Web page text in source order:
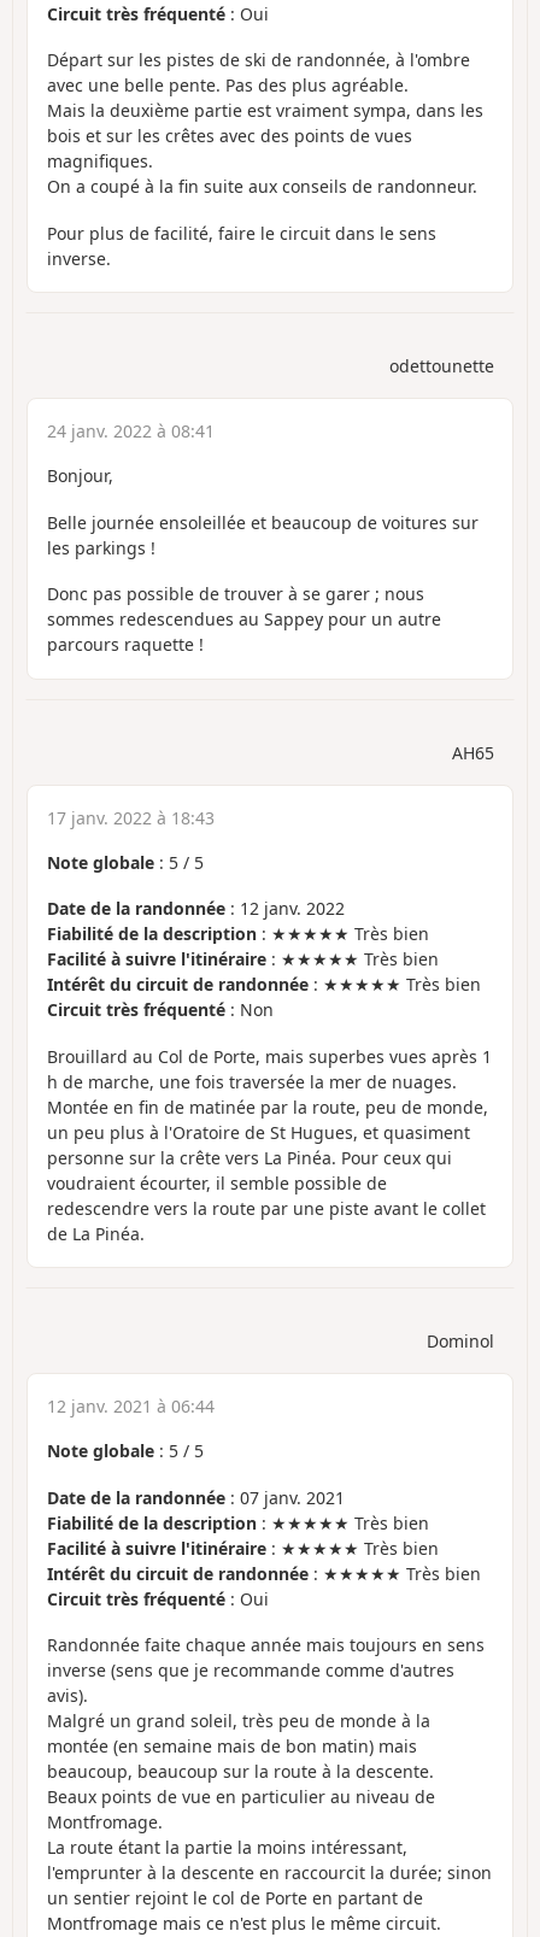
Circuit très fréquenté : Oui
Départ sur les pistes de ski de randonnée, à l'ombre
avec une belle pente. Pas des plus agréable.
Mais la deuxième partie est vraiment sympa, dans les
bois et sur les crêtes avec des points de vues
magnifiques.
On a coupé à la fin suite aux conseils de randonneur.
Pour plus de facilité, faire le circuit dans le sens
inverse.
odettounette
24 janv. 2022 à 08:41
Bonjour,
Belle journée ensoleillée et beaucoup de voitures sur
les parkings !
Donc pas possible de trouver à se garer ; nous
sommes redescendues au Sappey pour un autre
parcours raquette !
AH65
17 janv. 2022 à 18:43
Note globale : 5 / 5
Date de la randonnée : 12 janv. 2022
Fiabilité de la description : ★★★★★ Très bien
Facilité à suivre l'itinéraire : ★★★★★ Très bien
Intérêt du circuit de randonnée : ★★★★★ Très bien
Circuit très fréquenté : Non
Brouillard au Col de Porte, mais superbes vues après 1
h de marche, une fois traversée la mer de nuages.
Montée en fin de matinée par la route, peu de monde,
un peu plus à l'Oratoire de St Hugues, et quasiment
personne sur la crête vers La Pinéa. Pour ceux qui
voudraient écourter, il semble possible de
redescendre vers la route par une piste avant le collet
de La Pinéa.
Dominol
12 janv. 2021 à 06:44
Note globale : 5 / 5
Date de la randonnée : 07 janv. 2021
Fiabilité de la description : ★★★★★ Très bien
Facilité à suivre l'itinéraire : ★★★★★ Très bien
Intérêt du circuit de randonnée : ★★★★★ Très bien
Circuit très fréquenté : Oui
Randonnée faite chaque année mais toujours en sens
inverse (sens que je recommande comme d'autres
avis).
Malgré un grand soleil, très peu de monde à la
montée (en semaine mais de bon matin) mais
beaucoup, beaucoup sur la route à la descente.
Beaux points de vue en particulier au niveau de
Montfromage.
La route étant la partie la moins intéressant,
l'emprunter à la descente en raccourcit la durée; sinon
un sentier rejoint le col de Porte en partant de
Montfromage mais ce n'est plus le même circuit.